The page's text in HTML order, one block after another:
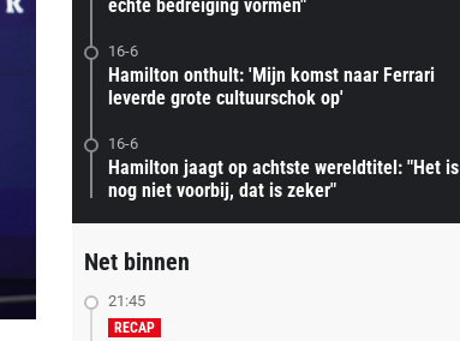
echte bedreiging vormen"
16-6
Hamilton onthult: 'Mijn komst naar Ferrari
leverde grote cultuurschok op'
16-6
Hamilton jaagt op achtste wereldtitel: "Het is
nog niet voorbij, dat is zeker"
Net binnen
21:45
RECAP